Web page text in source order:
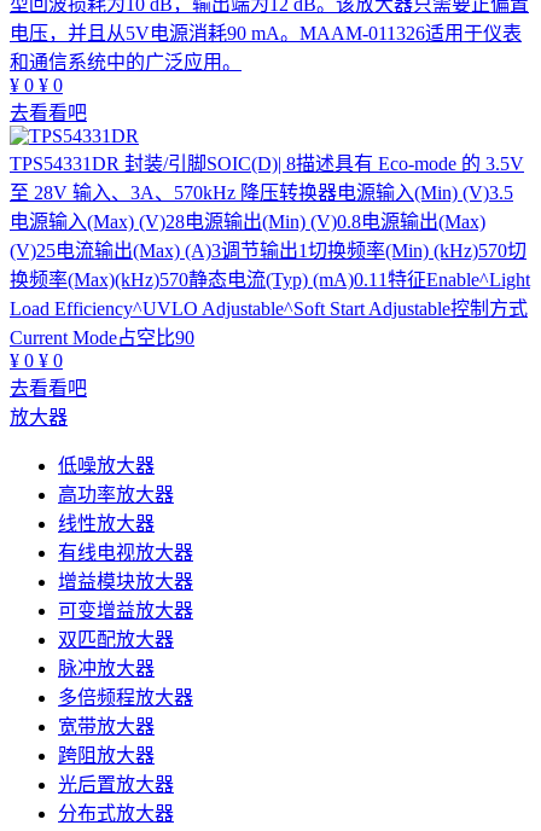
型回波损耗为10 dB，输出端为12 dB。该放大器只需要正偏置
电压，并且从5V电源消耗90 mA。MAAM-011326适用于仪表
和通信系统中的广泛应用。
¥ 0 ¥ 0
去看看吧
TPS54331DR 封装/引脚SOIC(D)| 8描述具有 Eco-mode 的 3.5V
至 28V 输入、3A、570kHz 降压转换器电源输入(Min) (V)3.5
电源输入(Max) (V)28电源输出(Min) (V)0.8电源输出(Max)
(V)25电流输出(Max) (A)3调节输出1切换频率(Min) (kHz)570切
换频率(Max)(kHz)570静态电流(Typ) (mA)0.11特征Enable^Light
Load Efficiency^UVLO Adjustable^Soft Start Adjustable控制方式
Current Mode占空比90
¥ 0 ¥ 0
去看看吧
放大器
低噪放大器
高功率放大器
线性放大器
有线电视放大器
增益模块放大器
可变增益放大器
双匹配放大器
脉冲放大器
多倍频程放大器
宽带放大器
跨阻放大器
光后置放大器
分布式放大器